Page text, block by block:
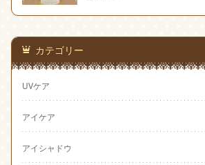
カテゴリー
UVケア
アイケア
アイシャドウ